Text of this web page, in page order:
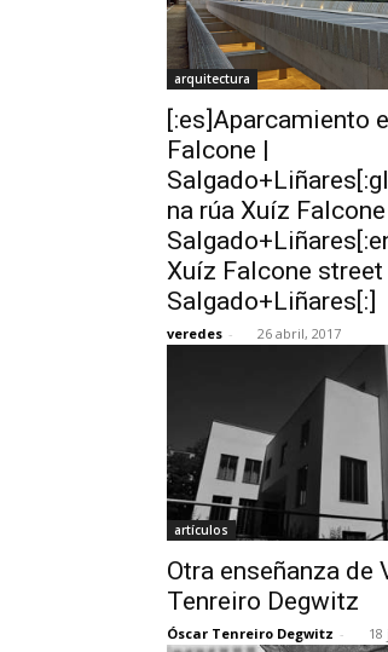
arquitectura
[:es]Aparcamiento
Falcone |
na rúa Xuíz
Xuíz Falcone street
Salgado+Liñares[:]
veredes - 26 abril, 2017
artículos
Otra enseñanza de
Tenreiro Degwitz
Óscar Tenreiro Degwitz - 18